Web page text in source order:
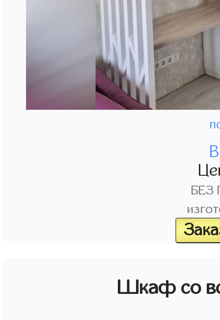
БЕЗ
Шкаф со